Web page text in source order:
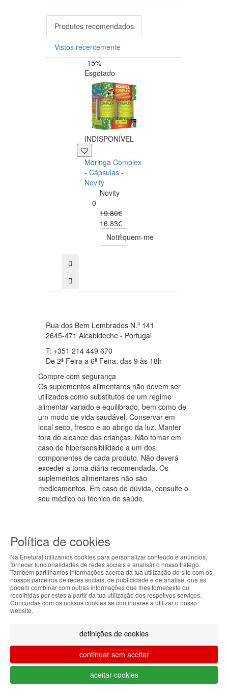
Produtos recomendados
Vistos recentemente
-15%
Esgotado
INDISPONÍVEL
Moringa Complex
- Cápsulas -
Novity
Novity
0
19.80€
16.83€
Notifiquem-me
Rua dos Bem Lembrados N.º 141
2645-471 Alcabideche - Portugal
T: +351 214 449 670
De 2ª Feira a 6ª Feira: das 9 às 18h
Compre com segurança
Os suplementos alimentares não devem ser
utilizados como substitutos de um regime
alimentar variado e equilibrado, bem como de
um modo de vida saudável. Conservar em
local seco, fresco e ao abrigo da luz. Manter
fora do alcance das crianças. Não tomar em
caso de hipersensibilidade a um dos
componentes de cada produto. Não deverá
exceder a toma diária recomendada. Os
suplementos alimentares não são
medicamentos. Em caso de dúvida, consulte o
seu médico ou técnico de saúde.
Local de venda de medicamentos não sujeitos
a Receita Médica autorizado a disponibilizar
medicamentos através da Internet pelo
Infarmed I.P. Licenciamento no Infarmed nº
007/2010.
Métodos de envio
ABOUT THE COOKIES
Enetural handles information about your visit using
cookies that improve the performance of the
website, facilitate sharing via social networks and
continuing to browse our site, you accept the use of
these cookies. For more information, see our
Privacy and Cookie Policy. You can configure your
preferences in Cookie settings.
Accepted
Política de cookies
Na Enetural utilizamos cookies para personalizar conteúdo e anúncios,
fornecer funcionalidades de redes sociais e analisar o nosso tráfego.
Também partilhamos informações acerca da tua utilização do site com os
nossos parceiros de redes sociais, de publicidade e de análise, que as
podem combinar com outras informações que lhes forneceste ou
recolhidas por estes a partir da tua utilização dos respetivos serviços.
Concordas com os nossos cookies se continuares a utilizar o nosso
website.
definições de cookies
continuar sem aceitar
aceitar cookies